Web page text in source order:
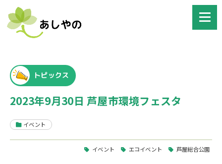
トピックス
2023年9月30日 芦屋市環境フェスタ
イベント
イベント エコイベント 芦屋総合公園